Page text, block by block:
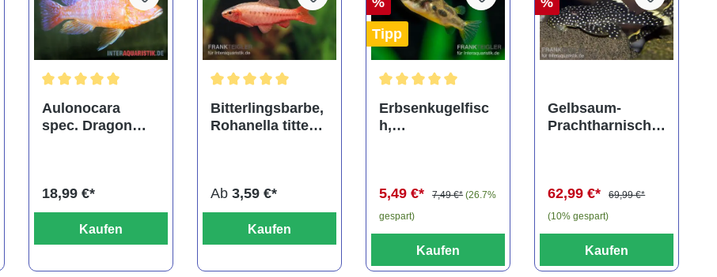
Aulonocara
spec. Dragon
18,99 €*
Kaufen
Bitterlingsbarbe,
Rohanella titteya,
Ab 3,59 €*
Kaufen
Tipp
Erbsenkugelfisc
h,
5,49 €*
7,49 €* (26.7%
gespart)
Kaufen
Gelbsaum-
Prachtharnischw
62,99 €*
69,99 €*
(10% gespart)
Kaufen